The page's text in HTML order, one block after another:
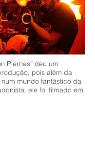
Piernas” deu um
pois além da
mundo fantástico da
ele foi filmado em